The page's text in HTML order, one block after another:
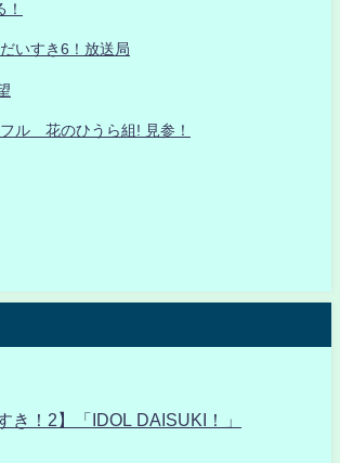
いすき6！放送局
ル 花のひうら組! 見参！
き！2】「IDOL DAISUKI！」